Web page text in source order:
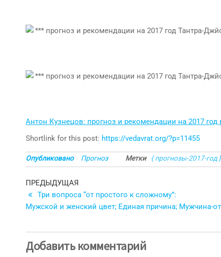
Антон Кузнецов: прогноз и рекомендации на 2017 год
Shortlink for this post: https://vedavrat.org/?p=11455
Опубликовано Прогноз Метки { прогнозы-2017-год }
Навигация
по
записям
Предыдущая
запись
ПРЕДЫДУЩАЯ
Три вопроса “от простого к сложному”:
Мужской и женский цвет; Единая причина; Мужчина-
Добавить комментарий